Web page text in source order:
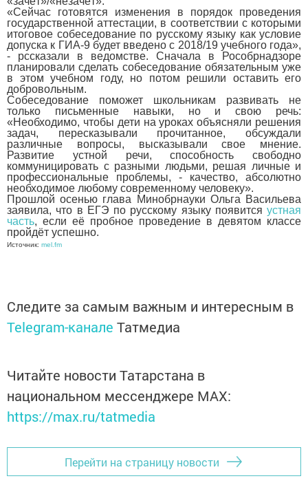
«Сейчас готовятся изменения в порядок проведения
государственной аттестации, в соответствии с которыми
итоговое собеседование по русскому языку как условие
допуска к ГИА-9 будет введено с 2018/19 учебного года»,
- рссказали в ведомстве. Сначала в Рособрнадзоре
планировали сделать собеседование обязательным уже
в этом учебном году, но потом решили оставить его
добровольным.
Собеседование поможет школьникам развивать не
только письменные навыки, но и свою речь:
«Необходимо, чтобы дети на уроках объясняли решения
задач, пересказывали прочитанное, обсуждали
различные вопросы, высказывали свое мнение.
Развитие устной речи, способность свободно
коммуницировать с разными людьми, решая личные и
профессиональные проблемы, - качество, абсолютно
необходимое любому современному человеку».
Прошлой осенью глава Минобрнауки Ольга Васильева
заявила, что в ЕГЭ по русскому языку появится устная
часть, если её пробное проведение в девятом классе
пройдёт успешно.
Источник: mel.fm
Следите за самым важным и интересным в
Telegram-канале Татмедиа
Читайте новости Татарстана в
национальном мессенджере MАХ:
https://max.ru/tatmedia
Перейти на страницу новости